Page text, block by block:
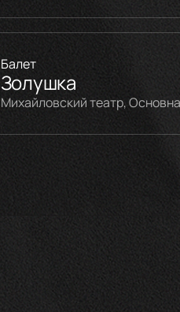
Балет
Золушка
Михайловский театр,